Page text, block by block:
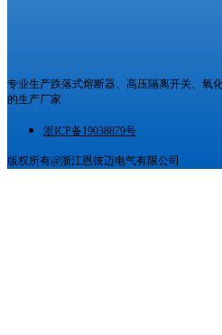
专业生产跌落式熔断器、高压隔离开关、氧
的生产厂家
浙ICP备19038879号
版权所有@浙江恩彼迈电气有限公司